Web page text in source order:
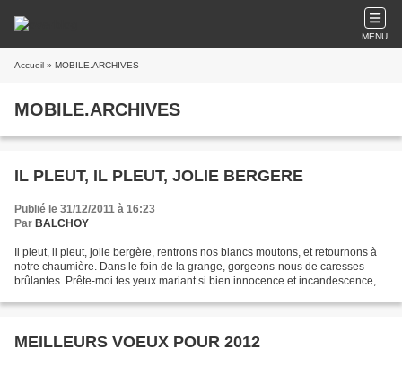
MENU
Accueil » MOBILE.ARCHIVES
MOBILE.ARCHIVES
IL PLEUT, IL PLEUT, JOLIE BERGERE
Publié le 31/12/2011 à 16:23
Par BALCHOY
Il pleut, il pleut, jolie bergère, rentrons nos blancs moutons, et retournons à
notre chaumière. Dans le foin de la grange, gorgeons-nous de caresses
brûlantes. Prête-moi tes yeux mariant si bien innocence et incandescence,
MEILLEURS VOEUX POUR 2012